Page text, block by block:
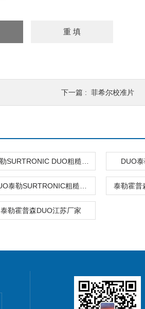
下一篇 : 菲希尔校准片
DUO
泰勒霍普
泰勒霍普森DUO江苏厂家